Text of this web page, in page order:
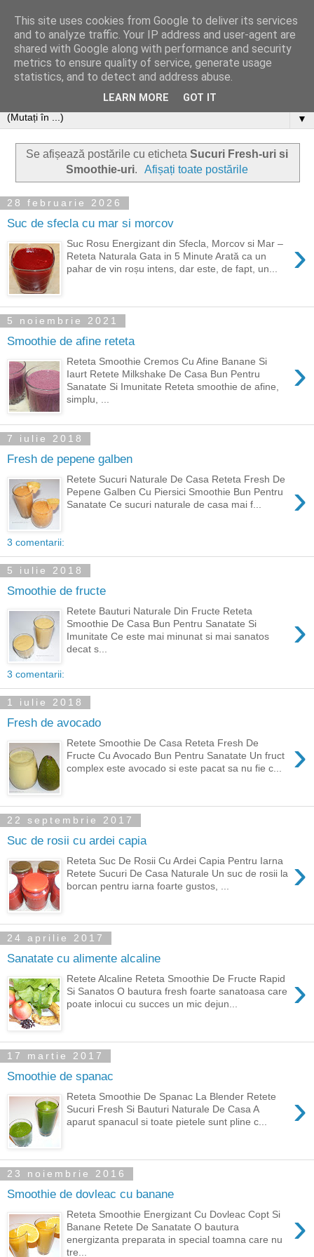
▼
Se afișează postările cu eticheta Sucuri Fresh-uri si
Smoothie-uri. Afișați toate postările
28 februarie 2026
Suc de sfecla cu mar si morcov
›
Suc Rosu Energizant din Sfecla, Morcov si Mar –
Reteta Naturala Gata in 5 Minute Arată ca un
pahar de vin roșu intens, dar este, de fapt, un...
5 noiembrie 2021
Smoothie de afine reteta
›
Reteta Smoothie Cremos Cu Afine Banane Si
Iaurt Retete Milkshake De Casa Bun Pentru
Sanatate Si Imunitate Reteta smoothie de afine,
simplu, ...
7 iulie 2018
Fresh de pepene galben
›
Retete Sucuri Naturale De Casa Reteta Fresh De
Pepene Galben Cu Piersici Smoothie Bun Pentru
Sanatate Ce sucuri naturale de casa mai f...
3 comentarii:
5 iulie 2018
Smoothie de fructe
›
Retete Bauturi Naturale Din Fructe Reteta
Smoothie De Casa Bun Pentru Sanatate Si
Imunitate Ce este mai minunat si mai sanatos
decat s...
3 comentarii:
1 iulie 2018
Fresh de avocado
›
Retete Smoothie De Casa Reteta Fresh De
Fructe Cu Avocado Bun Pentru Sanatate Un fruct
complex este avocado si este pacat sa nu fie c...
22 septembrie 2017
Suc de rosii cu ardei capia
›
Reteta Suc De Rosii Cu Ardei Capia Pentru Iarna
Retete Sucuri De Casa Naturale Un suc de rosii la
borcan pentru iarna foarte gustos, ...
24 aprilie 2017
Sanatate cu alimente alcaline
›
Retete Alcaline Reteta Smoothie De Fructe Rapid
Si Sanatos O bautura fresh foarte sanatoasa care
poate inlocui cu succes un mic dejun...
17 martie 2017
Smoothie de spanac
›
Reteta Smoothie De Spanac La Blender Retete
Sucuri Fresh Si Bauturi Naturale De Casa A
aparut spanacul si toate pietele sunt pline c...
23 noiembrie 2016
Smoothie de dovleac cu banane
›
Reteta Smoothie Energizant Cu Dovleac Copt Si
Banane Retete De Sanatate O bautura
energizanta preparata in special toamna care nu
tre...
This site uses cookies from Google to deliver its services
and to analyze traffic. Your IP address and user-agent are
shared with Google along with performance and security
metrics to ensure quality of service, generate usage
statistics, and to detect and address abuse.
LEARN MORE GOT IT